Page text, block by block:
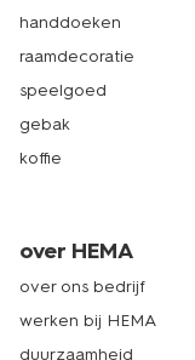
handdoeken
raamdecoratie
speelgoed
gebak
koffie
over HEMA
over ons bedrijf
werken bij HEMA
duurzaamheid